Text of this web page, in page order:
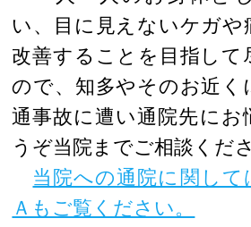
い、目に見えないケガや
改善することを目指して
ので、知多やそのお近く
通事故に遭い通院先にお
うぞ当院までご相談くだ
当院への通院に関して
Ａもご覧ください。